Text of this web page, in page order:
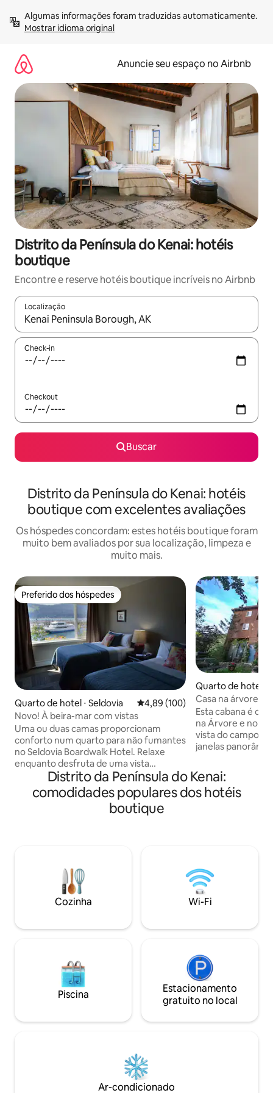
para
Mostrar idioma original
Anuncie seu espaço no Airbnb
Distrito da Península do Kenai: hotéis
boutique
Encontre e reserve hotéis boutique incríveis no Airbnb
Localização
Quando os resultados estiverem disponíveis, explore-os
Check-in
Checkout
Buscar
Distrito da Península do Kenai: hotéis
boutique com excelentes avaliações
Os hóspedes concordam: estes hotéis boutique foram
muito bem avaliados por sua localização, limpeza e
muito mais.
Preferido dos hóspedes
Preferido dos hóspedes
Quarto de hotel ⋅ Seldovia 4,89 de uma avaliação média de
4,89 (100)
Novo! À beira-mar com vistas
Uma ou duas camas proporcionam
conforto num quarto para não fumantes
no Seldovia Boardwalk Hotel. Relaxe
enquanto desfruta de uma vista
impecável das montanhas, da água e do
pequeno porto de barcos que cercam a
pequena cidade piscatória de Seldovia.
Sob nova propriedade a partir de 2014,
disponibilidade, por favor, pergunte. As
comodidades do quarto incluem camas
de solteiro ou de casal com cama queen
size e camas de casal, banheira
pressão de água, cafeteira, duas camas
ondas e espaço para geladeira. Venha
conhecer nossa família! Nós nos
esforçamos para tornar sua estadia o
mais agradável e confortável possível.
Até o último detalhe, incluindo camas
confortáveis, quartos imaculadamente
hospitalidade que recebe neste
estabelecimento familiar e operado por
fornecemos acesso Wi-Fi
Quarto de hotel ⋅
Casa na árvore
Cottonwood
Esta cabana é
na Árvore e no
vista do campo
janelas
Tem banheiro
confortável para
queen size e
elétrico, água
Fi e televisão por
superior, uma
Casa na Árvore
Homer Spit e das
disponíveis.
Distrito da Península do Kenai:
comodidades populares dos hotéis
boutique
Cozinha Wi-Fi
Piscina
Estacionamento
gratuito no local
Ar-condicionado